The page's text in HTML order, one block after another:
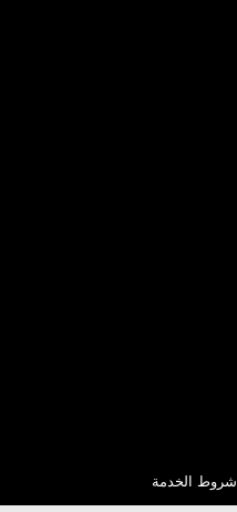
شروط الخدمة